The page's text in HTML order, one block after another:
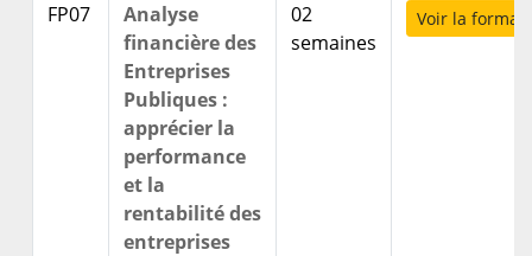
FP07
Analyse
financière des
Entreprises
Publiques :
apprécier la
performance
et la
rentabilité des
entreprises
02
semaines
Voir la